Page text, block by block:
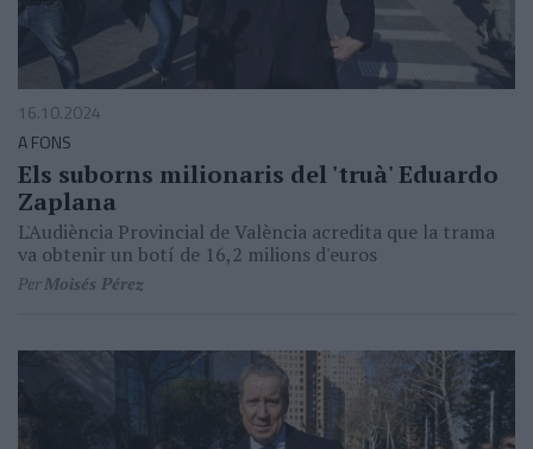
16.10.2024
A FONS
Els suborns milionaris del 'truà' Eduardo
Zaplana
L'Audiència Provincial de València acredita que la trama
va obtenir un botí de 16,2 milions d'euros
PerMoisés Pérez